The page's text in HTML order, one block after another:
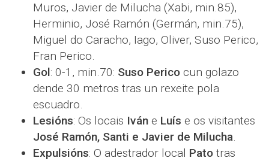
Muros, Javier de Milucha (Xabi, min.85),
Herminio, José Ramón (Germán, min.75),
Miguel do Caracho, Iago, Oliver, Suso Perico,
Fran Perico.
Gol: 0-1, min.70: Suso Perico cun golazo
dende 30 metros tras un rexeite pola
escuadro.
Lesións: Os locais Iván e Luís e os visitantes
José Ramón, Santi e Javier de Milucha.
Expulsións: O adestrador local Pato tras